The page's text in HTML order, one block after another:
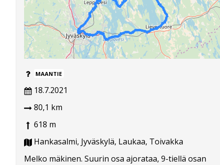
MAANTIE
18.7.2021
80,1 km
618 m
Hankasalmi, Jyväskylä, Laukaa, Toivakka
Melko mäkinen. Suurin osa ajorataa, 9-tiellä osan